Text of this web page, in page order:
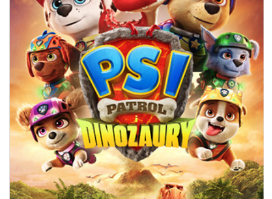
PSI PATROL I DINOZAURY
09.08.2026
15:00
16:00
17:00